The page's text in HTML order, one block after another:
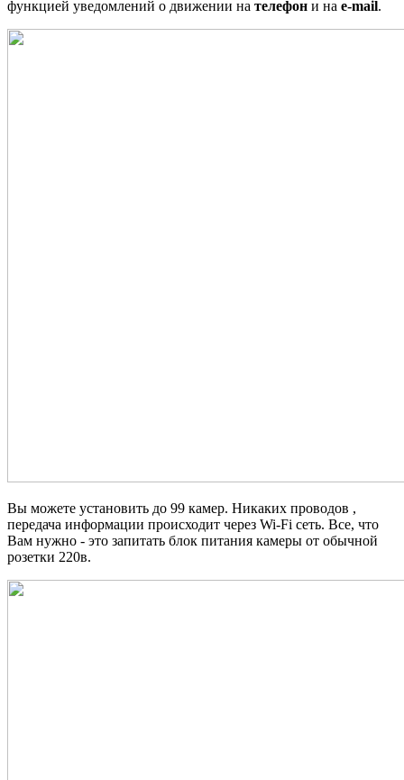
функцией уведомлений о движении на телефон и на e-mail.
Вы можете установить до 99 камер. Никаких проводов ,
передача информации происходит через Wi-Fi сеть. Все, что
Вам нужно - это запитать блок питания камеры от обычной
розетки 220в.